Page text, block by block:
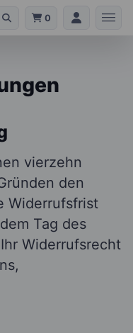
0
vierzehn
den
Widerrufsfrist
Tag des
Widerrufsrecht